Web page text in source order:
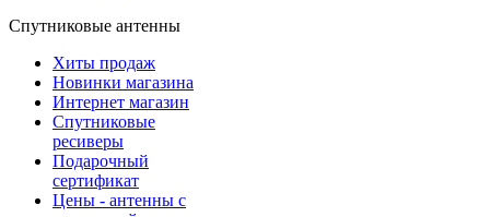
Спутниковые антенны
Хиты продаж
Новинки магазина
Интернет магазин
Спутниковые
ресиверы
Подарочный
сертификат
Цены - антенны с